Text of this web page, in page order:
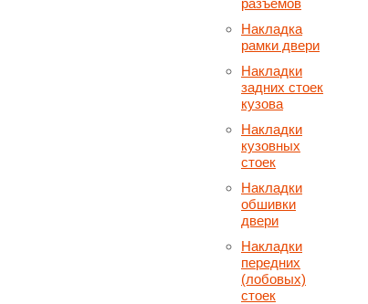
разъемов
Накладка
рамки двери
Накладки
задних стоек
кузова
Накладки
кузовных
стоек
Накладки
обшивки
двери
Накладки
передних
(лобовых)
стоек